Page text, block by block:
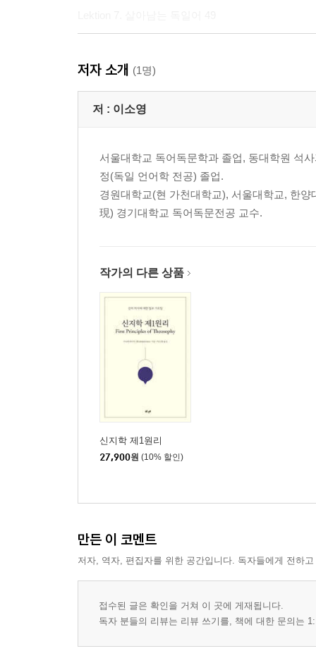
Lektion 9. 더 많은 일상 표현 69
Lektion 11. 다양한 동사를 이용한 말하기 87
◈ 초급자가 알아야 할 독일어 문장 100 96
◈ 기초 독일어 단어장 104
저자 소개 (1명)
저 : 이소영
서울대학교 독어독문학과 졸업, 동대학원 석
정(독일 언어학 전공) 졸업.
경원대학교(현 가천대학교), 서울대학교, 한
現) 경기대학교 독어독문전공 교수.
작가의 다른 상품
신지학 제1원리
27,900원 (10% 할인)
만든 이 코멘트
저자, 역자, 편집자를 위한 공간입니다. 독자들에게 전하
접수된 글은 확인을 거쳐 이 곳에 게재됩니다.
독자 분들의 리뷰는 리뷰 쓰기를, 책에 대한 문의는